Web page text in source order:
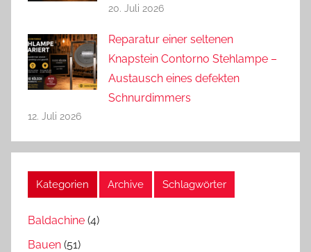
20. Juli 2026
Reparatur einer seltenen
Knapstein Contorno Stehlampe –
Austausch eines defekten
Schnurdimmers
12. Juli 2026
Kategorien Archive Schlagwörter
Baldachine (4)
Bauen (51)